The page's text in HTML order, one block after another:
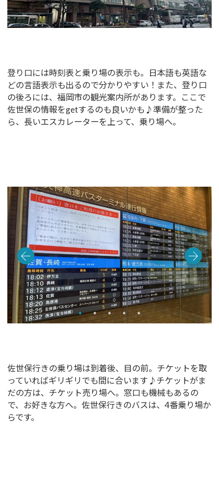
登り口には時刻表と乗り場の表示も。日本語も英語な
どの言語表示も出るので分かりやすい！また、登り口
の後ろには、福岡市の観光案内所があります。ここで
佐世保の情報をgetするのも良いかも♪準備が整った
ら、長いエスカレーターを上って、乗り場へ。
佐世保行きの乗り場は到着後、目の前。チケットを取
っていればギリギリでも間に合います♪チケットがま
だの方は、チケット売り場へ。窓口も機械もあるの
で、お好きな方へ。佐世保行きのバスは、4番乗り場か
らです。